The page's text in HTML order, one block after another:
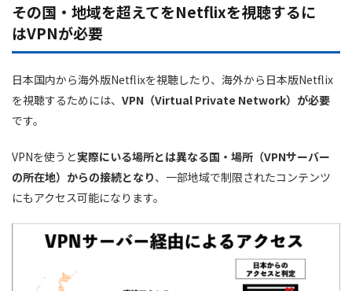
その国・地域を超えてをNetflixを視聴するに
はVPNが必要
日本国内から海外版Netflixを視聴したり、海外から日本版Netflix
を視聴するためには、 VPN（Virtual Private Network）が必要
です。
VPNを使うと実際にいる場所とは異なる国・場所（VPNサーバー
の所在地）からの接続となり、一部地域で制限されたコンテンツ
にもアクセス可能になります。